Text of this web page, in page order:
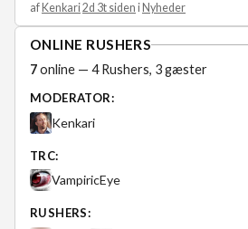
af Kenkari2d 3t siden i Nyheder
ONLINE RUSHERS
7online — 4 Rushers, 3 gæster
MODERATOR:
Kenkari
TRC:
VampiricEye
RUSHERS: